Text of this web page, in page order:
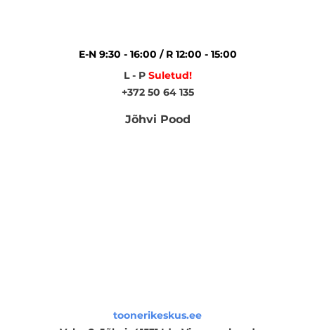
E-N 9:30 - 16:00 / R 12:00 - 15:00
L - P Suletud!
+372 50 64 135
Jõhvi Pood
toonerikeskus.ee